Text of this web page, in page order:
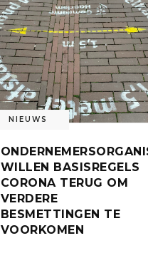
NIEUWS
WILLEN BASISREGELS
CORONA TERUG OM
VERDERE
BESMETTINGEN TE
VOORKOMEN